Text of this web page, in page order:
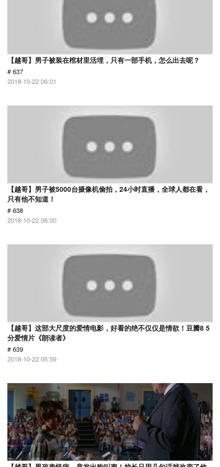
【越哥】男子被装在棺材里活埋，只有一部手机，怎么出去呢？
# 637
2018-10-22 06:01
【越哥】男子被5000台摄像机偷拍，24小时直播，全球人都在看，
只有他不知道！
# 638
2018-10-22 06:00
【越哥】这部大尺度的爱情电影，好看的绝不仅仅是情欲！豆瓣8 5
分爱情片《朗读者》
# 639
2018-10-22 05:59